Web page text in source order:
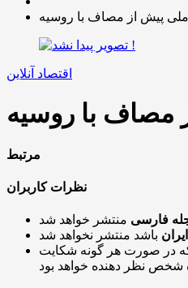
پیش از مصاف با روسیه
اقتصاد آنلاین
مصاف با روسیه
مرتبط
نظرات کاربران
فارسی
در صورت هر گونه شکایت